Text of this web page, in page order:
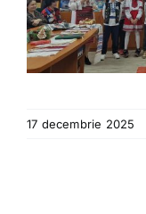
17 decembrie 2025